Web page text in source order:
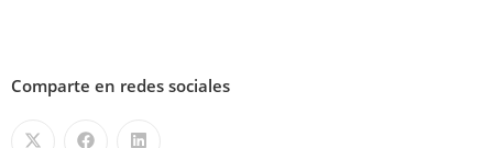
Comparte en redes sociales